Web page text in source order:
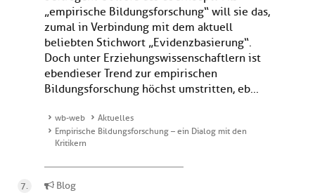
„empirische Bildungsforschung“ will sie das,
zumal in Verbindung mit dem aktuell
beliebten Stichwort „Evidenzbasierung“.
Doch unter Erziehungswissenschaftlern ist
ebendieser Trend zur empirischen
Bildungsforschung höchst umstritten, eb...
wb-web
Aktuelles
Empirische Bildungsforschung – ein Dialog mit den
Kritikern
Blog